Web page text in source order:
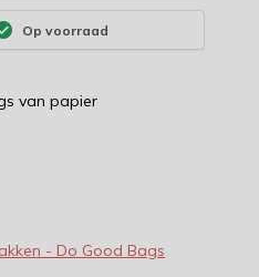
Op voorraad
van papier
- Do Good Bags